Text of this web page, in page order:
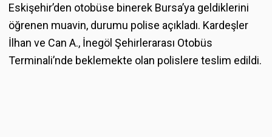
Eskişehir’den otobüse binerek Bursa’ya geldiklerini
öğrenen muavin, durumu polise açıkladı. Kardeşler
İlhan ve Can A., İnegöl Şehirlerarası Otobüs
Terminali’nde beklemekte olan polislere teslim edildi.